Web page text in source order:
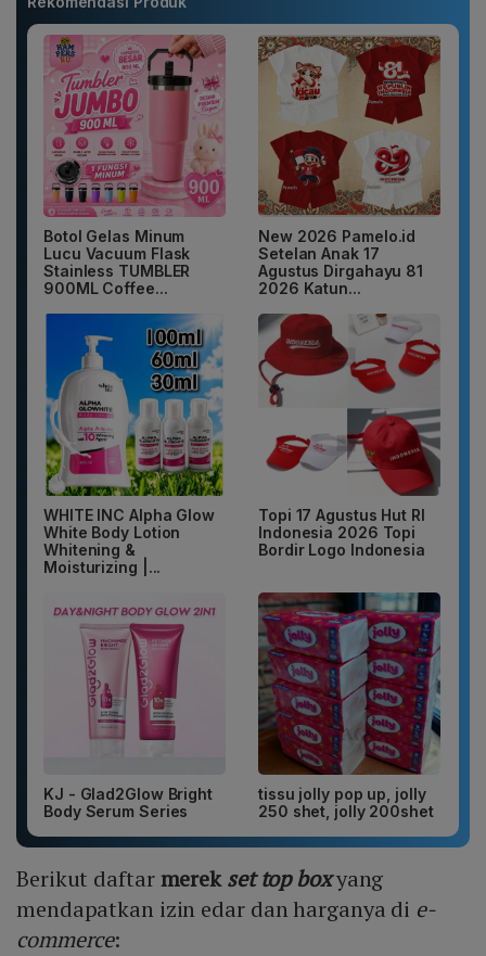
Botol Gelas Minum
Lucu Vacuum Flask
Stainless TUMBLER
900ML Coffee...
New 2026 Pamelo.id
Setelan Anak 17
Agustus Dirgahayu 81
2026 Katun...
WHITE INC Alpha Glow
White Body Lotion
Whitening &
Moisturizing |...
Topi 17 Agustus Hut RI
Indonesia 2026 Topi
Bordir Logo Indonesia
KJ - Glad2Glow Bright
Body Serum Series
tissu jolly pop up, jolly
250 shet, jolly 200shet
Berikut daftarmerekset top boxyang
mendapatkan izin edar dan harganya di e-
commerce: